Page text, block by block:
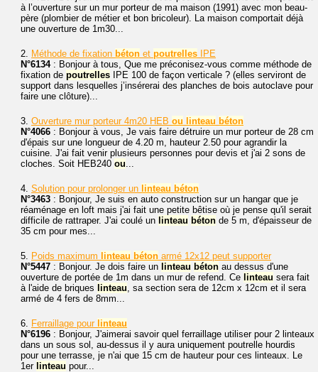
à l’ouverture sur un mur porteur de ma maison (1991) avec mon beau-
père (plombier de métier et bon bricoleur). La maison comportait déjà
une ouverture de 1m30...
2. Méthode de fixation béton et poutrelles IPE
N°6134: Bonjour à tous, Que me préconisez-vous comme méthode de
fixation de poutrelles IPE 100 de façon verticale ? (elles serviront de
support dans lesquelles j’insérerai des planches de bois autoclave pour
faire une clôture)...
3. Ouverture mur porteur 4m20 HEB ou linteau béton
N°4066 : Bonjour à vous, Je vais faire détruire un mur porteur de 28 cm
d'épais sur une longueur de 4.20 m, hauteur 2.50 pour agrandir la
cuisine. J'ai fait venir plusieurs personnes pour devis et j'ai 2 sons de
cloches. Soit HEB240 ou...
4. Solution pour prolonger un linteau béton
N°3463 : Bonjour, Je suis en auto construction sur un hangar que je
réaménage en loft mais j'ai fait une petite bêtise où je pense qu'il serait
difficile de rattraper. J'ai coulé un linteau béton de 5 m, d'épaisseur de
35 cm pour mes...
5. Poids maximum linteau béton armé 12x12 peut supporter
N°5447 : Bonjour. Je dois faire un linteau béton au dessus d'une
ouverture de portée de 1m dans un mur de refend. Ce linteau sera fait
à l'aide de briques linteau, sa section sera de 12cm x 12cm et il sera
armé de 4 fers de 8mm...
6. Ferraillage pour linteau
N°6196 : Bonjour, J'aimerai savoir quel ferraillage utiliser pour 2 linteaux
dans un sous sol, au-dessus il y aura uniquement poutrelle hourdis
pour une terrasse, je n'ai que 15 cm de hauteur pour ces linteaux. Le
1er linteau pour...